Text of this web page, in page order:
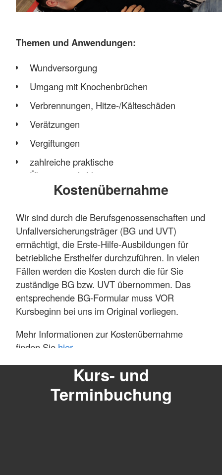
Themen und Anwendungen:
Wundversorgung
Umgang mit Knochenbrüchen
Verbrennungen, Hitze-/Kälteschäden
Verätzungen
Vergiftungen
zahlreiche praktische
Übungsmöglichkeiten
Unsere qualifizierten Erste Hilfe Ausbilder
praxisorientiert und natürlich humorvoll.
↳ bei uns machen Erste Hilfe Kurse Spaß!
Mehr anzeigen
Kostenübernahme
Wir sind durch die Berufsgenossenschaften und
Unfallversicherungsträger (BG und UVT)
ermächtigt, die Erste-Hilfe-Ausbildungen für
betriebliche Ersthelfer durchzuführen. In vielen
Fällen werden die Kosten durch die für Sie
zuständige BG bzw. UVT übernommen. Das
entsprechende BG-Formular muss VOR
Kursbeginn bei uns im Original vorliegen.
Mehr Informationen zur Kostenübernahme
finden Sie hier
Mehr anzeigen Kurs- und
Terminbuchung